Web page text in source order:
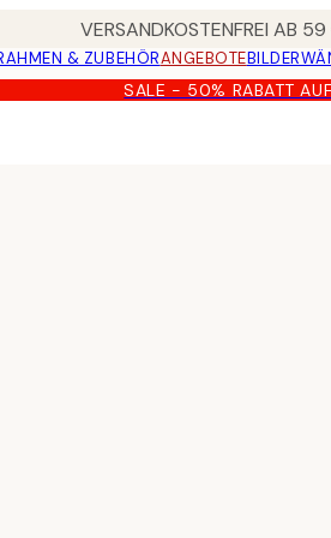
VERSANDKOSTENFREI AB
& ZUBEHÖRANGEBOTE
SALE - 50% RABATT